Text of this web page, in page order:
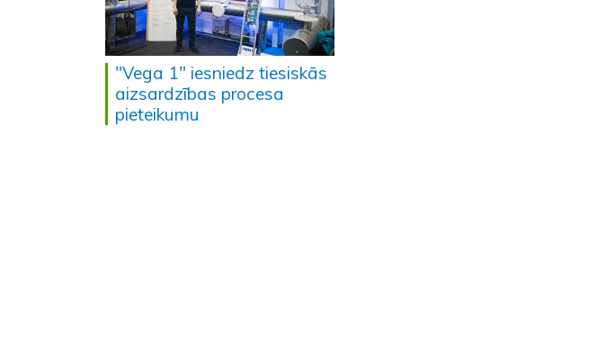
"Vega 1" iesniedz tiesiskās
aizsardzības procesa
pieteikumu